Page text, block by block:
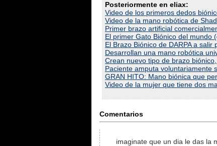
Posteriormente en eliax:
Video de los primeros dedos
Video de la mano robótica de
Primer brazo artificial
El primer Gato Biónico del mundo
El Brazo Biónico de DARPA a
Desarrollan una mano robótica
Crean nuevo tipo de brazo
Paciente amputa voluntariamente
GRAN HITO: Mano biónica que
Video de la mujer que tiene dos
Comentarios
imaginate que un dia le das la